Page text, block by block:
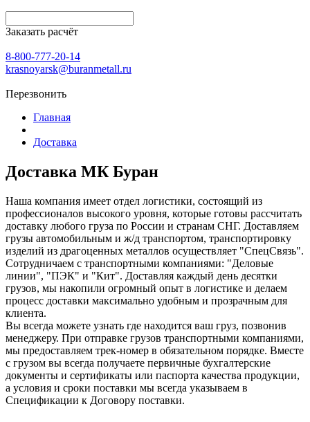
Заказать расчёт
8-800-777-20-14
krasnoyarsk@buranmetall.ru
Перезвонить
Главная
Доставка
Доставка МК Буран
Наша компания имеет отдел логистики, состоящий из
профессионалов высокого уровня, которые готовы рассчитать
доставку любого груза по России и странам СНГ. Доставляем
грузы автомобильным и ж/д транспортом, транспортировку
изделий из драгоценных металлов осуществляет "СпецСвязь".
Сотрудничаем с транспортными компаниями: "Деловые
линии", "ПЭК" и "Кит". Доставляя каждый день десятки
грузов, мы накопили огромный опыт в логистике и делаем
процесс доставки максимально удобным и прозрачным для
клиента.
Вы всегда можете узнать где находится ваш груз, позвонив
менеджеру. При отправке грузов транспортными компаниями,
мы предоставляем трек-номер в обязательном порядке. Вместе
с грузом вы всегда получаете первичные бухгалтерские
документы и сертификаты или паспорта качества продукции,
а условия и сроки поставки мы всегда указываем в
Спецификации к Договору поставки.